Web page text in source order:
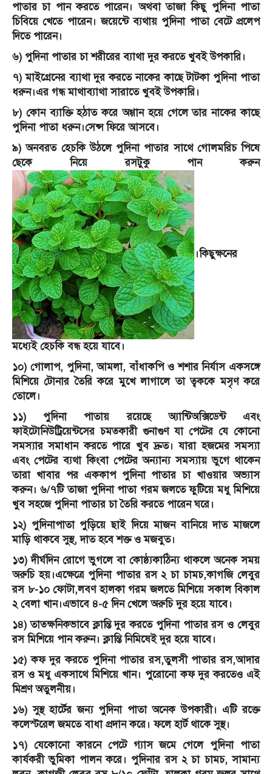
পাতার চা পান করতে পারেন। অথবা তাজা কিছু পুদিনা পাতা
চিবিয়ে খেতে পারেন। জয়েন্টে ব্যথায় পুদিনা পাতা বেটে প্রলেপ
দিতে পারেন।
৬) পুদিনা পাতার চা শরীরের ব্যাথা দুর করতে খুবই উপকারি।
৭) মাইগ্রেনের ব্যাথা দুর করতে নাকের কাছে টাটকা পুদিনা পাতা
ধরুন।এর গন্ধ মাথাব্যাথা সারাতে খুবই উপকারি।
৮) কোন ব্যাক্তি হঠাত করে অগ্গান হয়ে গেলে তার নাকের কাছে
পুদিনা পাতা ধরুন।সেন্স ফিরে আসবে।
৯) অনবরত হেচকি উঠলে পুদিনা পাতার সাথে গোলমরিচ পিষে
ছেকে নিয়ে রসটুকু পান করুন
।কিছুক্ষনের
মধ্যেই হেচকি বন্ধ হয়ে যাবে।
১০) গোলাপ, পুদিনা, আমলা, বাঁধাকপি ও শশার নির্যাস একসঙ্গে
মিশিয়ে টোনার তৈরি করে মুখে লাগালে তা ত্বককে মসৃণ করে
তোলে।
১১) পুদিনা পাতায় রয়েছে অ্যান্টিঅক্সিডেন্ট এবং
ফাইটোনিউট্রিয়েন্টসের চমত্‍কারী গুনাগুণ যা পেটের যে কোনো
সমস্যার সমাধান করতে পারে খুব দ্রুত। যারা হজমের সমস্যা
এবং পেটের ব্যথা কিংবা পেটের অন্যান্য সমস্যায় ভুগে থাকেন
তারা খাবার পর এককাপ পুদিনা পাতার চা খাওয়ার অভ্যাস
করুন। ৬/৭টি তাজা পুদিনা পাতা গরম জলতে ফুটিয়ে মধু মিশিয়ে
খুব সহজে পুদিনা পাতার চা তৈরি করতে পারেন ঘরে।
১২) পুদিনাপাতা পুড়িয়ে ছাই দিয়ে মাজন বানিয়ে দাত মাজলে
মাড়ি থাকবে সুস্থ, দাত হবে শক্ত ও মজবুত।
১৩) দীর্ঘদিন রোগে ভুগলে বা কোষ্ঠ্যকাঠিন্য থাকলে অনেক সময়
অরুচি হয়।এক্ষেত্রে পুদিনা পাতার রস ২ চা চামচ,কাগজি লেবুর
রস ৮-১০ ফোটা,লবণ হালকা গরম জলতে মিশিয়ে সকাল বিকাল
২ বেলা খান।এভাবে ৪-৫ দিন খেলে অরুচি দুর হয়ে যাবে।
১৪) তাত্ক্ষনিকভাবে ক্লান্তি দুর করতে পুদিনা পাতার রস ও লেবুর
রস মিশিয়ে পান করুন। ক্লান্তি নিমিষেই দুর হয়ে যাবে।
১৫) কফ দুর করতে পুদিনা পাতার রস,তুলসী পাতার রস,আদার
রস ও মধু একসাথে মিশিয়ে খান। পুরোনো কফ দুর করতেও এই
মিশ্রণ অতুলনীয়।
১৬) সুস্থ হার্টের জন্য পুদিনা পাতা অনেক উপকারী। এটি রক্তে
কলেস্টরেল জমতে বাধা প্রদান করে। ফলে হার্ট থাকে সুস্থ।
১৭) যেকোনো কারনে পেটে গ্যাস জমে গেলে পুদিনা পাতা
কার্যকরী ভুমিকা পালন করে। পুদিনার রস ২ চা চামচ, সামান্য